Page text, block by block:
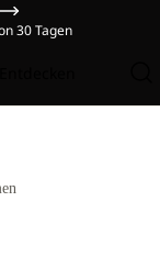
30 Tagen